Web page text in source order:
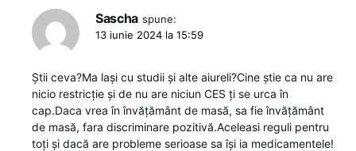
Sascha spune:
13 iunie 2024 la 15:59
Știi ceva?Ma lași cu studii și alte aiureli?Cine știe ca nu are
nicio restricție și de nu are niciun CES ți se urca în
cap.Daca vrea în învățământ de masă, sa fie învățământ
de masă, fara discriminare pozitivă.Aceleasi reguli pentru
toți și dacă are probleme serioase sa își ia medicamentele!